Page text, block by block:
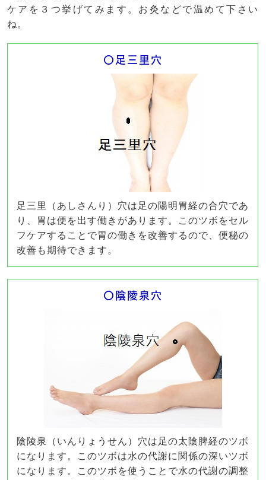
ケアを３つ挙げてみます。お灸などで温めて下さい
ね。
〇足三里穴
足三里（あしさんり）穴は足の陽明胃経の合穴であ
り、胃は便を出す働きがあります。このツボをセル
フケアすることで胃の働きを改善するので、便秘の
改善も期待できます。
〇陰陵泉穴
陰陵泉（いんりょうせん）穴は足の太陰脾経のツボ
になります。このツボは水の代謝に関係の深いツボ
になります。このツボを使うことで水の代謝の調整